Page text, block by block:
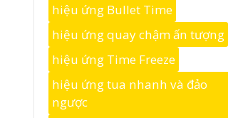
hiệu ứng Bullet Time
hiệu ứng quay chậm ấn tượng
hiệu ứng Time Freeze
hiệu ứng tua nhanh và đảo
ngược